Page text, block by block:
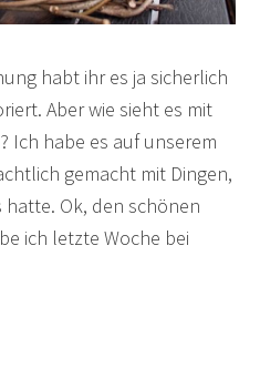
habt ihr es ja sicherlich
Aber wie sieht es mit
Ich habe es auf unserem
gemacht mit Dingen,
hatte. Ok, den schönen
ich letzte Woche bei